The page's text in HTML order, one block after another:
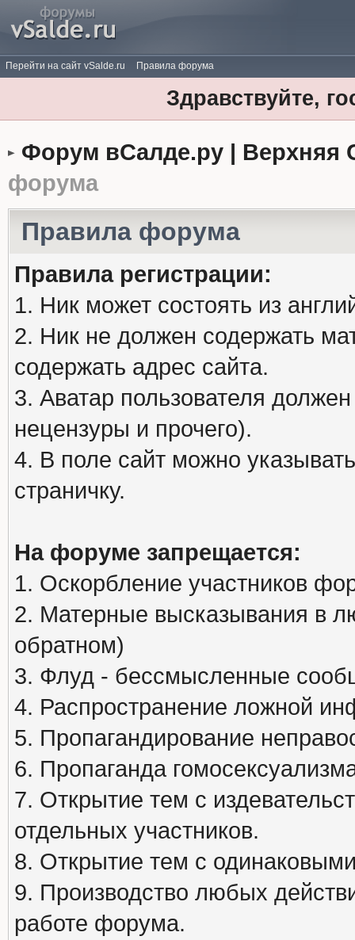
Перейти на сайт vSalde.ru Правила форума
Здравствуйте,
Форум вСалде.ру | Верхняя
форума
Правила форума
Правила регистрации:
1. Ник может состоять из
2. Ник не должен содержать
содержать адрес сайта.
3. Аватар пользователя
нецензуры и прочего).
4. В поле сайт можно
страничку.
На форуме запрещается:
1. Оскорбление участников
2. Матерные высказывания в
обратном)
3. Флуд - бессмысленные
4. Распространение ложной
5. Пропагандирование
6. Пропаганда
7. Открытие тем с
отдельных участников.
8. Открытие тем с
9. Производство любых
работе форума.